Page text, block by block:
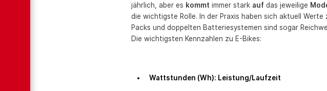
jährlich, aber es kommt immer stark auf das jeweilige
die wichtigste Rolle. In der Praxis haben sich aktuell Werte
Packs und doppelten Batteriesystemen sind sogar
Die wichtigsten Kennzahlen zu E-Bikes:
Wattstunden (Wh): Leistung/Laufzeit